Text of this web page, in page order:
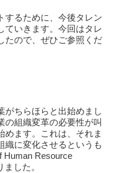
するために、今後タレン
ていきます。今回はタレ
たので、ぜひご参照くだ
がちらほらと出始めまし
の組織変革の必要性が叫
めます。これは、それま
織に変化させるというも
Human Resource
した。